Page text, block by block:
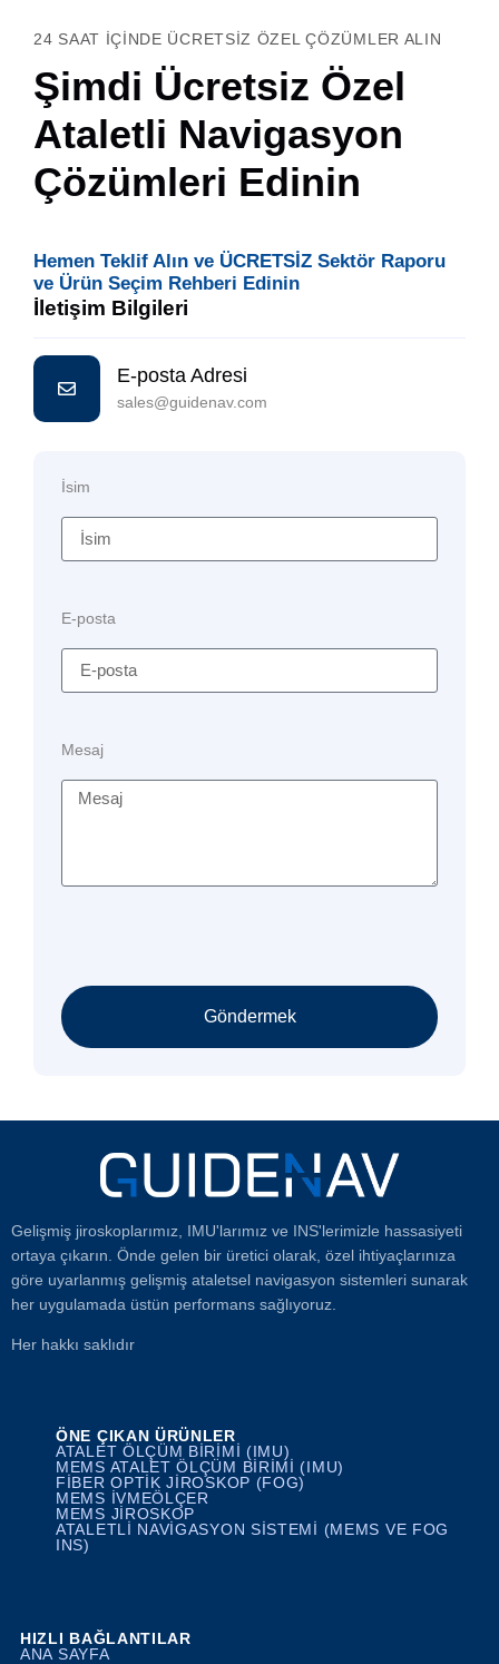
24 SAAT IÇINDE ÜCRETSIZ ÖZEL ÇÖZÜMLER ALIN
Şimdi Ücretsiz Özel
Ataletli Navigasyon
Çözümleri Edinin
Hemen Teklif Alın ve ÜCRETSİZ Sektör Raporu
ve Ürün Seçim Rehberi Edinin
İletişim Bilgileri
E-posta Adresi
sales@guidenav.com
İsim
E-posta
Mesaj
Göndermek
Gelişmiş jiroskoplarımız, IMU'larımız ve INS'lerimizle hassasiyeti
ortaya çıkarın. Önde gelen bir üretici olarak, özel ihtiyaçlarınıza
göre uyarlanmış gelişmiş ataletsel navigasyon sistemleri sunarak
her uygulamada üstün performans sağlıyoruz.
Her hakkı saklıdır
ÖNE ÇIKAN ÜRÜNLER
ATALET ÖLÇÜM BIRIMI (IMU)
MEMS ATALET ÖLÇÜM BIRIMI (IMU)
FIBER OPTIK JIROSKOP (FOG)
MEMS İVMEÖLÇER
MEMS JIROSKOP
ATALETLI NAVIGASYON SISTEMI (MEMS VE FOG
INS)
HIZLI BAĞLANTILAR
ANA SAYFA